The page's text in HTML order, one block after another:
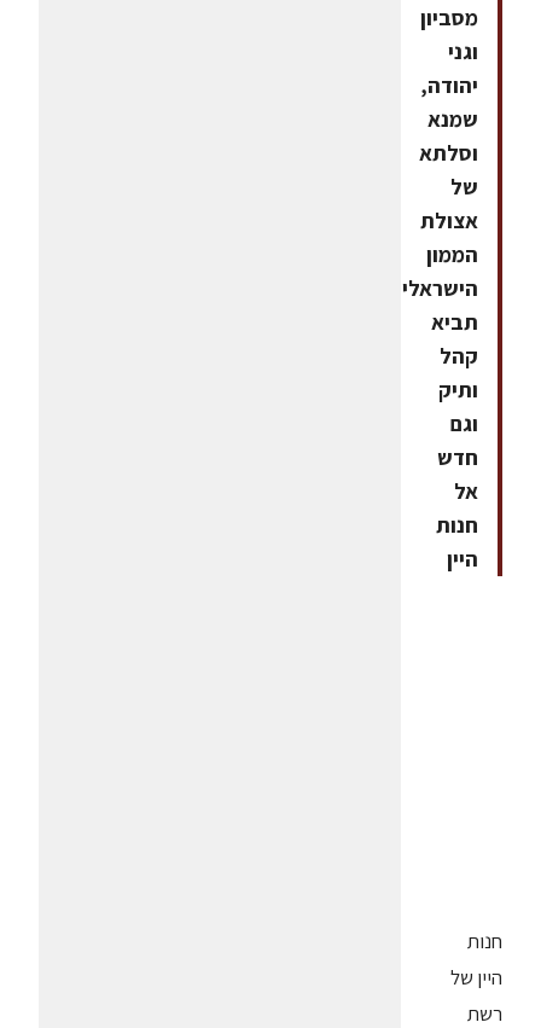
מסביון
וגני
יהודה,
שמנא
וסלתא
של
אצולת
הממון
הישראלי,
תביא
קהל
ותיק
וגם
חדש
אל
חנות
היין
חנות
היין של
רשת